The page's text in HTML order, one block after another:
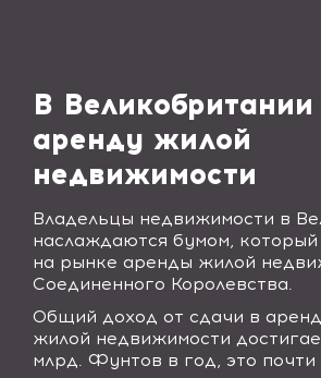
В
аренду жилой
недвижимости
Владельцы недвижимости в
наслаждаются бумом,
на рынке аренды жилой
Соединенного Королевства.
Общий доход от сдачи в
жилой недвижимости
млрд. Фунтов в год, это